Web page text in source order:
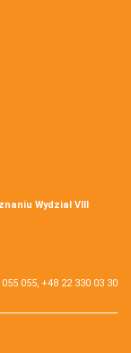
Wydział VIII
055, +48 22 330 03 30